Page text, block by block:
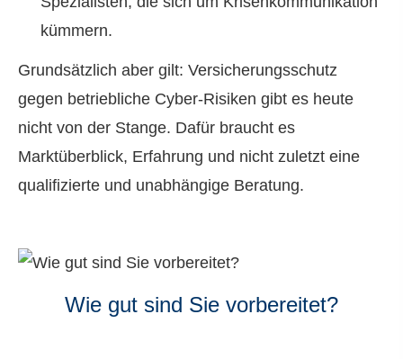
kümmern.
Grundsätzlich aber gilt: Versicherungsschutz
gegen betriebliche Cyber-Risiken gibt es heute
nicht von der Stange. Dafür braucht es
Marktüberblick, Erfahrung und nicht zuletzt eine
qualifizierte und unabhängige Beratung.
Wie gut sind Sie vorbereitet?